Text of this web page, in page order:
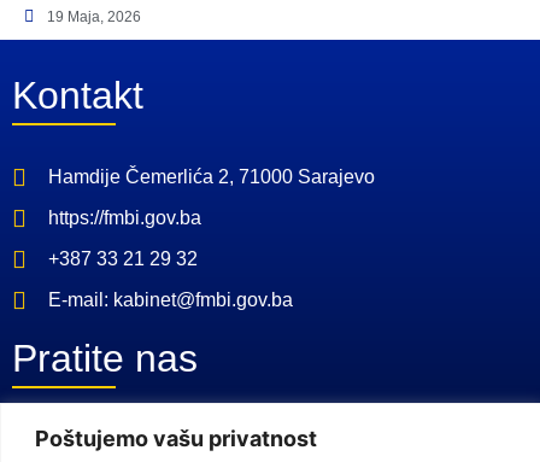
Poštujemo vašu privatnost
19 Maja, 2026
Kontakt
Hamdije Čemerlića 2, 71000 Sarajevo
https://fmbi.gov.ba
+387 33 21 29 32
E-mail: kabinet@fmbi.gov.ba
Pratite nas
Facebook Stranica